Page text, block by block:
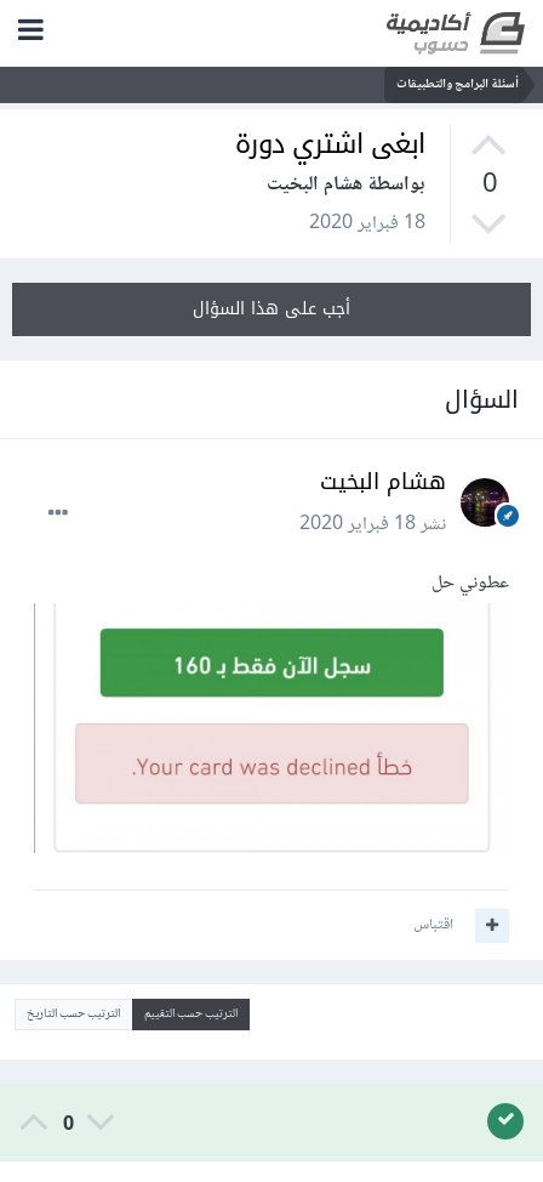
أسئلة البرامج والتطبيقات
0
ابغى اشتري دورة
بواسطة هشام البخيت
18 فبراير 2020
أجب على هذا السؤال
السؤال
هشام البخيت
نشر18 فبراير 2020
عطوني حل
اقتباس
الترتيب حسب التقييم الترتيب حسب التاريخ
0